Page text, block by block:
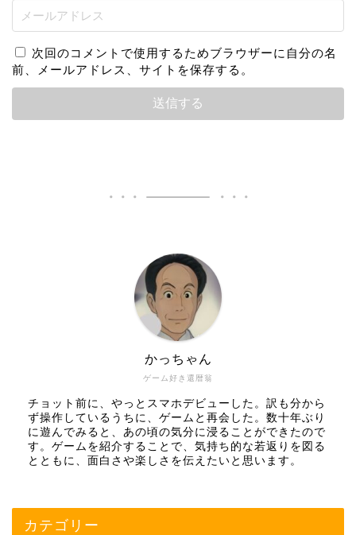
次回のコメントで使用するためブラウザーに自分の名
前、メールアドレス、サイトを保存する。
ゲーム好き還暦翁
かっちゃん
チョット前に、やっとスマホデビューした。訳も分から
ず操作しているうちに、ゲームと再会した。数十年ぶり
に遊んでみると、あの頃の気分に浸ることができたので
す。ゲームを紹介することで、気持ち的な若返りを図る
とともに、面白さや楽しさを伝えたいと思います。
カテゴリー